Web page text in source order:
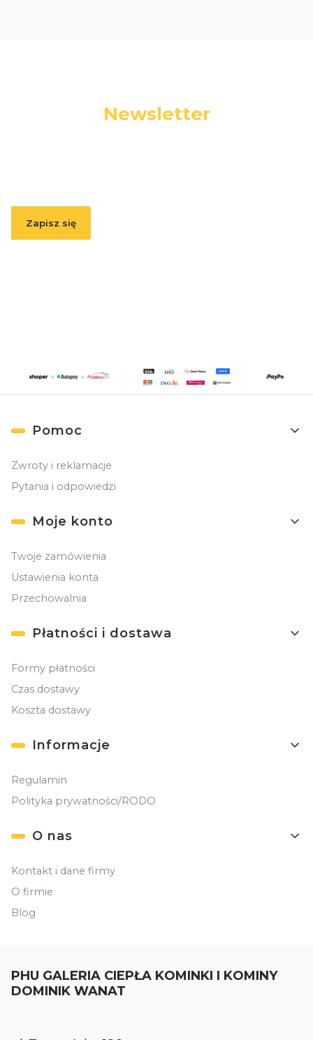
Newsletter
Zapisz się
Linki w stopce
Pomoc
Zwroty i reklamacje
Pytania i odpowiedzi
Moje konto
Twoje zamówienia
Ustawienia konta
Przechowalnia
Płatności i dostawa
Formy płatności
Czas dostawy
Koszta dostawy
Informacje
Regulamin
Polityka prywatności/RODO
O nas
Kontakt i dane firmy
O firmie
Blog
PHU GALERIA CIEPŁA KOMINKI I KOMINY
DOMINIK WANAT